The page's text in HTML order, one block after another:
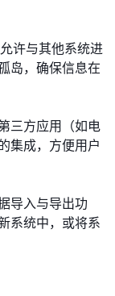
许与其他系统进
岛，确保信息在
三方应用（如电
集成，方便用户
导入与导出功
系统中，或将系